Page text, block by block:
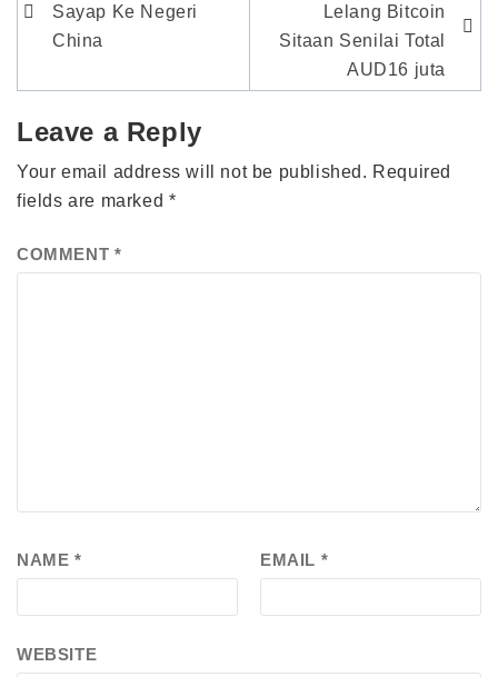
navigation
Sayap Ke Negeri
China
Lelang Bitcoin
Sitaan Senilai Total
AUD16 juta
Leave a Reply
Your email address will not be published. Required
fields are marked *
COMMENT *
NAME * EMAIL *
WEBSITE